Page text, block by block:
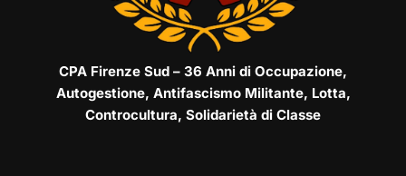
CPA Firenze Sud – 36 Anni di Occupazione,
Autogestione, Antifascismo Militante, Lotta,
Controcultura, Solidarietà di Classe